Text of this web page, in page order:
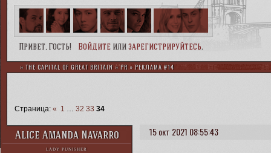
Привет, Гость! Войдитеили зарегистрируйтесь.
» THE CAPITAL OF GREAT BRITAIN »PR » РЕКЛАМА #14
Страница: « 1 32 33 34
15 окт 2021 08:55:43
Alice Amanda Navarro
LADY PUNISHER